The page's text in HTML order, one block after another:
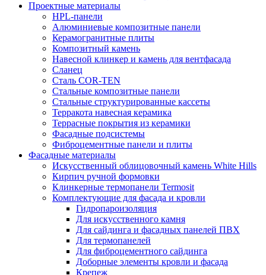
Проектные материалы
HPL-панели
Алюминиевые композитные панели
Керамогранитные плиты
Композитный камень
Навесной клинкер и камень для вентфасада
Сланец
Сталь COR-TEN
Стальные композитные панели
Стальные структурированные кассеты
Терракота навесная керамика
Террасные покрытия из керамики
Фасадные подсистемы
Фиброцементные панели и плиты
Фасадные материалы
Искусственный облицовочный камень White Hills
Кирпич ручной формовки
Клинкерные термопанели Termosit
Комплектующие для фасада и кровли
Гидропароизоляция
Для искусственного камня
Для сайдинга и фасадных панелей ПВХ
Для термопанелей
Для фиброцементного сайдинга
Доборные элементы кровли и фасада
Крепеж